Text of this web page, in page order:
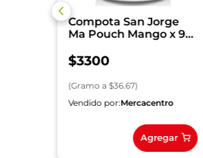
Compota San Jorge
Ma Pouch Mango x 90
$3300
(Gramo a $36.67)
Vendido por:Mercacentro
Agregar